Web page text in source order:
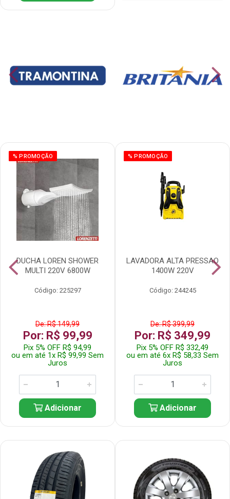
% PROMOÇÃO
DUCHA LOREN SHOWER
MULTI 220V 6800W
Código: 225297
De: R$ 149,99
Por: R$ 99,99
Pix 5% OFF R$ 94,99
ou em até 1x R$ 99,99 Sem
Juros
Adicionar
% PROMOÇÃO
LAVADORA ALTA PRESSAO
1400W 220V
Código: 244245
De: R$ 399,99
Por: R$ 349,99
Pix 5% OFF R$ 332,49
ou em até 6x R$ 58,33 Sem
Juros
Adicionar